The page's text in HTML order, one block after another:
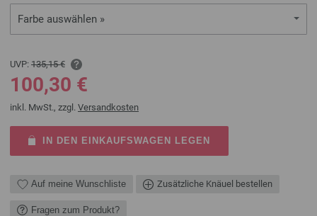
Farbe auswählen »
UVP: 135,15 €
100,30 €
inkl. MwSt., zzgl. Versandkosten
IN DEN EINKAUFSWAGEN LEGEN
Auf meine Wunschliste Zusätzliche Knäuel bestellen
Fragen zum Produkt?